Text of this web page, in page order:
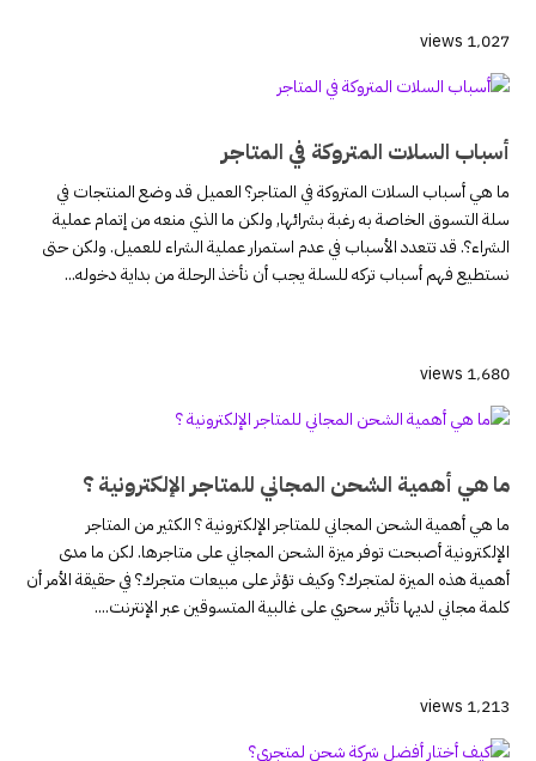
1٬027 views
أسباب السلات المتروكة في المتاجر
ما هي أسباب السلات المتروكة في المتاجر؟ العميل قد وضع المنتجات في
سلة التسوق الخاصة به رغبة بشرائها, ولكن ما الذي منعه من إتمام عملية
الشراء؟. قد تتعدد الأسباب في عدم استمرار عملية الشراء للعميل. ولكن حتى
نستطيع فهم أسباب تركه للسلة يجب أن نأخذ الرحلة من بداية دخوله...
1٬680 views
ما هي أهمية الشحن المجاني للمتاجر الإلكترونية ؟
ما هي أهمية الشحن المجاني للمتاجر الإلكترونية ؟ الكثير من المتاجر
الإلكترونية أصبحت توفر ميزة الشحن المجاني على متاجرها. لكن ما مدى
أهمية هذه الميزة لمتجرك؟ وكيف تؤثر على مبيعات متجرك؟ في حقيقة الأمر أن
كلمة مجاني لديها تأثير سحري على غالبية المتسوقين عبر الإنترنت....
1٬213 views